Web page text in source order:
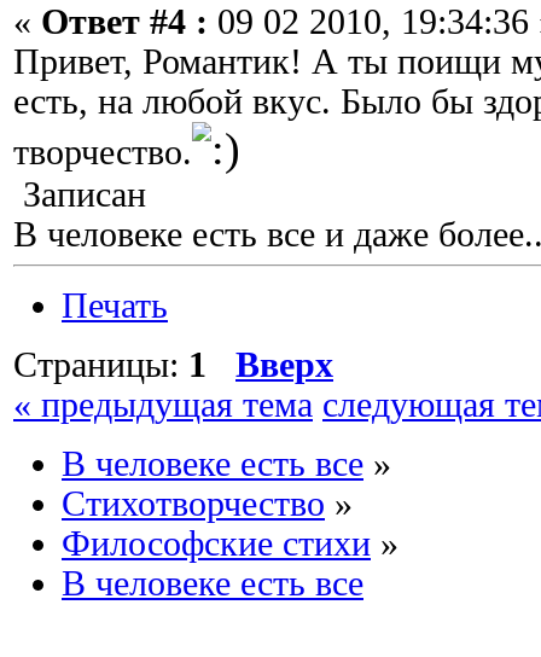
« Ответ #4 : 09 02 2010, 19:34:36
Привет, Романтик! А ты поищи
есть, на любой вкус. Было бы
творчество.
Записан
В человеке есть все и даже
Печать
Страницы: 1
Вверх
« предыдущая тема следующая
В человеке есть все »
Стихотворчество »
Философские стихи »
В человеке есть все